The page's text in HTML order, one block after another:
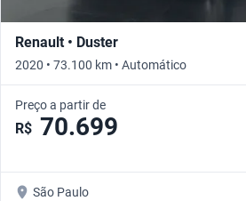
Renault • Duster
2020 • 73.100 km • Automático
Preço a partir de
R$ 70.699
São Paulo